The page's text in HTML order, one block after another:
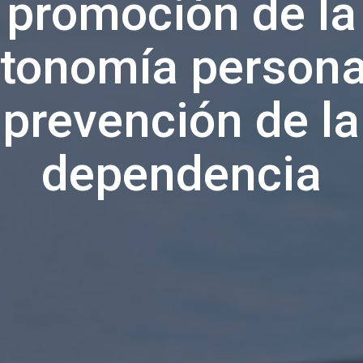
promoción de la
prevención de la
dependencia